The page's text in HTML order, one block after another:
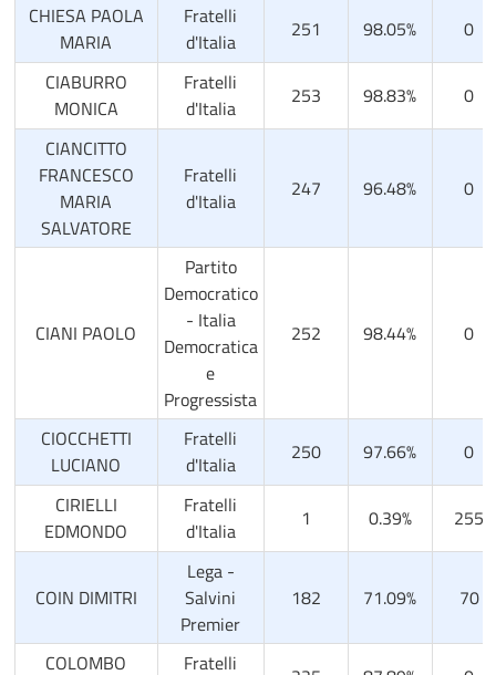
CHIESA PAOLA
MARIA
Fratelli
d'Italia
251 98.05%
0
CIABURRO
MONICA
Fratelli
d'Italia
253 98.83%
0
CIANCITTO
FRANCESCO
MARIA
SALVATORE
Fratelli
d'Italia
247 96.48% 0
CIANI PAOLO
Partito
Democratico
- Italia
Democratica
e
Progressista
252 98.44% 0
CIOCCHETTI
LUCIANO
Fratelli
d'Italia
250 97.66%
0
CIRIELLI
EDMONDO
Fratelli
d'Italia
1 0.39% 255
COIN DIMITRI
Lega -
Salvini
Premier
182 71.09% 70
COLOMBO
Fratelli